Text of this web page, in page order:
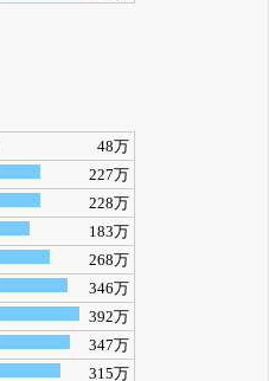
48万
227万
228万
183万
268万
346万
392万
347万
315万